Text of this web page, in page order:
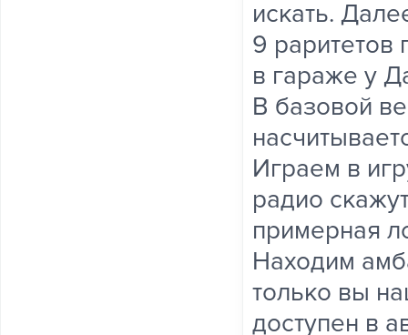
искать.
9 раритетов
в гараже у
В базовой
Играем в
радио
примерная
Находим
только вы
доступен в